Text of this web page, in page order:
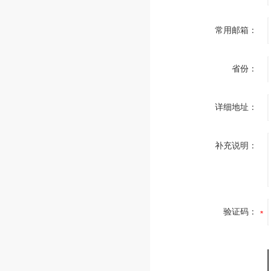
常用邮箱：
省份：
详细地址：
补充说明：
验证码：